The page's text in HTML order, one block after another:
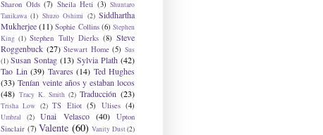
Sharon Olds (7) Sheila Heti (3) Shuntaro
Tanikawa (1) Shuzo Oshimi (2) Siddhartha
Mukherjee (11) Sophie Collins (6) Stephen
King (1) Stephen Tully Dierks (8) Steve
Roggenbuck (27) Stewart Home (5) Sus
(1) Susan Sontag (13) Sylvia Plath (42)
Tao Lin (39) Tavares (14) Ted Hughes
(33) Tenían veinte años y estaban locos
(48) Tracy K. Smith (2) Traducción (23)
Trisha Low (2) TS Eliot (5) Ulises (4)
Umbral (2) Unai Velasco (40)
Upton
Sinclair (7) Valente (60) Vanity Dust(2)